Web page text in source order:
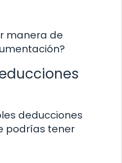
manera de
deducciones
podrías tener